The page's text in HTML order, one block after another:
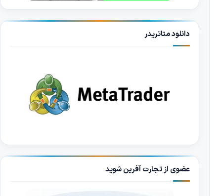
دانلود متاتریدر
عضوی از تجارت آفرین شوید